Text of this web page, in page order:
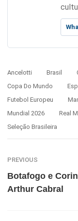
Ancelotti Brasil
Copa Do Mundo
Futebol Europeu
Mundial 2026
Real
Seleção Brasileira
PREVIOUS
Botafogo e
Arthur Cabral